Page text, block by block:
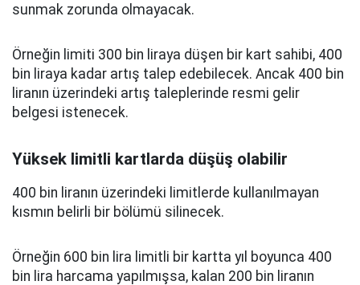
sunmak zorunda olmayacak.
Örneğin limiti 300 bin liraya düşen bir kart sahibi, 400
bin liraya kadar artış talep edebilecek. Ancak 400 bin
liranın üzerindeki artış taleplerinde resmi gelir
belgesi istenecek.
Yüksek limitli kartlarda düşüş olabilir
400 bin liranın üzerindeki limitlerde kullanılmayan
kısmın belirli bir bölümü silinecek.
Örneğin 600 bin lira limitli bir kartta yıl boyunca 400
bin lira harcama yapılmışsa, kalan 200 bin liranın